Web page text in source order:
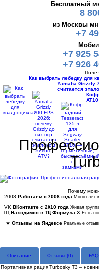
Бесплатный
8
из Москвы
+7
+7 925
+7 926
Как выбрать лебедку для
Yamaha Grizzly
считается
Почему
2008 Работаем с 2008 года Много лет
VK ВКонтакте с 2010 года Живая
ТЦ Находимся в ТЦ Формула Х Есть
★ Отзывы на Яндексе Реальные
Описание Отзывы (0) FAQ
Портативная рация Turbosky T3 –